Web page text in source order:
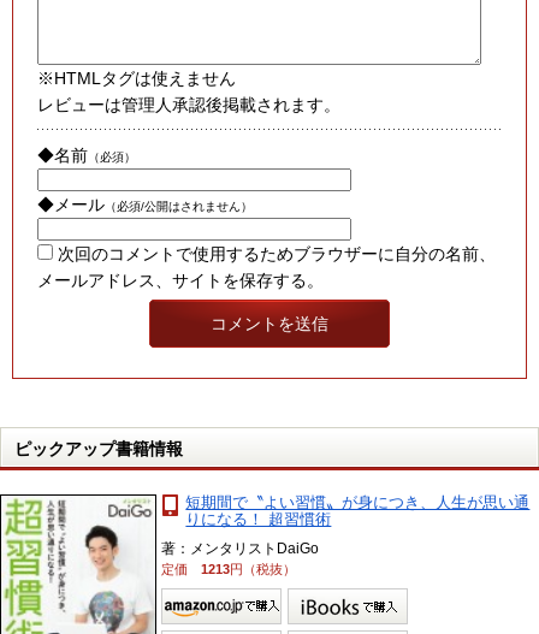
※HTMLタグは使えません
レビューは管理人承認後掲載されます。
◆名前 （必須）
◆メール （必須/公開はされません）
次回のコメントで使用するためブラウザーに自分の名前、
メールアドレス、サイトを保存する。
ピックアップ書籍情報
短期間で〝よい習慣〟が身につき、人生が思い通
りになる！ 超習慣術
著：メンタリストDaiGo
定価1213円（税抜）